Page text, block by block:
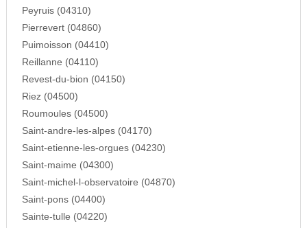
Peyruis (04310)
Pierrevert (04860)
Puimoisson (04410)
Reillanne (04110)
Revest-du-bion (04150)
Riez (04500)
Roumoules (04500)
Saint-andre-les-alpes (04170)
Saint-etienne-les-orgues (04230)
Saint-maime (04300)
Saint-michel-l-observatoire (04870)
Saint-pons (04400)
Sainte-tulle (04220)